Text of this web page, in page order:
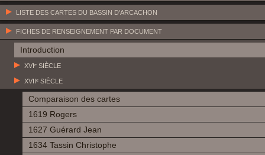
LISTE DES CARTES DU BASSIN D'ARCACHON
FICHES DE RENSEIGNEMENT PAR DOCUMENT
Introduction
XVIᵉ SIÈCLE
XVIIᵉ SIÈCLE
Comparaison des cartes
1619 Rogers
1627 Guérard Jean
1634 Tassin Christophe